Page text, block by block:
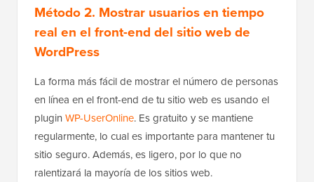
Método 2. Mostrar usuarios en tiempo
real en el front-end del sitio web de
WordPress
La forma más fácil de mostrar el número de personas
en línea en el front-end de tu sitio web es usando el
plugin WP-UserOnline. Es gratuito y se mantiene
regularmente, lo cual es importante para mantener tu
sitio seguro. Además, es ligero, por lo que no
ralentizará la mayoría de los sitios web.